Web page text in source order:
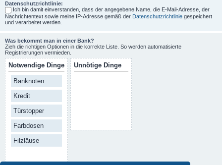
Datenschutzrichtlinie:
Ich bin damit einverstanden, dass der angegebene Name, die E-Mail-Adresse, der
Nachrichtentext sowie meine IP-Adresse gemäß der Datenschutzrichtlinie gespeichert
und verarbeitet werden.
Was bekommt man in einer Bank?
Zieh die richtigen Optionen in die korrekte Liste. So werden automatisierte
Registrierungen vermieden.
Notwendige Dinge
Banknoten
Kredit
Türstopper
Farbdosen
Filzläuse
Unnötige Dinge